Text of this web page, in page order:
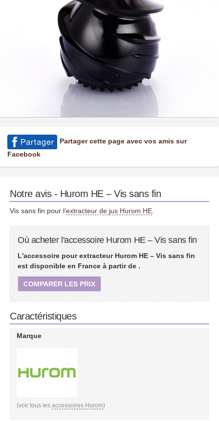
Partager cette page avec vos amis sur
Facebook
Notre avis - Hurom HE – Vis sans fin
Vis sans fin pour l’extracteur de jus Hurom HE
Où acheter l'accessoire Hurom HE – Vis sans fin
L'accessoire pour extracteur Hurom HE – Vis sans fin
est disponible en France à partir de .
COMPARER LES PRIX
Caractéristiques
Marque
(voir tous les accessoires Hurom)